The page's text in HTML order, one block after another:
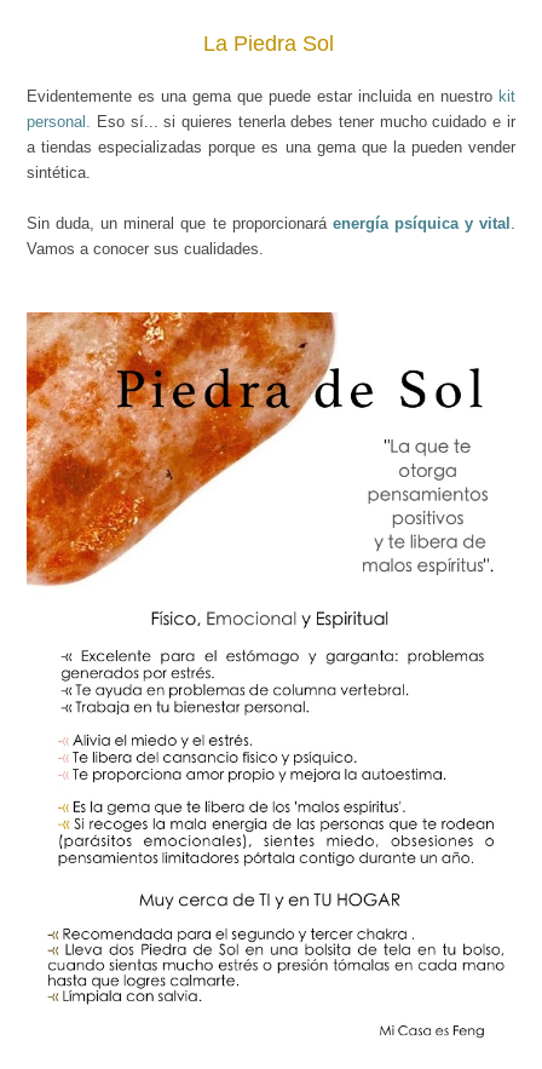
La Piedra Sol
Evidentemente es una gema que puede estar incluida en nuestro kit
personal.
Eso sí... si quieres tenerla debes tener mucho cuidado e ir
a tiendas especializadas porque es una gema que la pueden vender
sintética.
Sin duda, un mineral que te proporcionará energía psíquica y vital
Vamos a conocer sus cualidades.